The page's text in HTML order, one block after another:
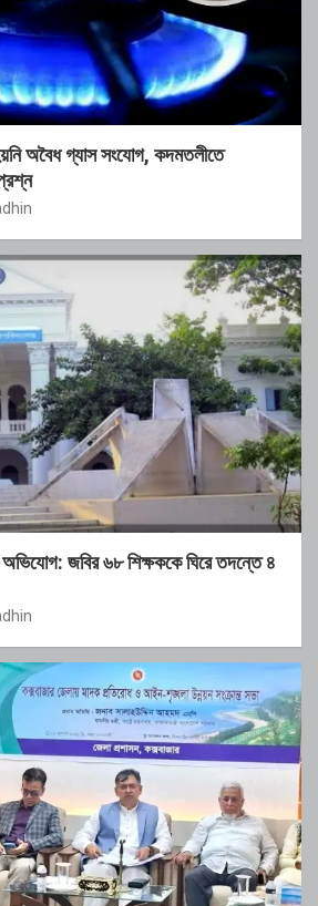
অবৈধ গ্যাস সংযোগ, কদমতলীতে
অভিযোগ: জবির ৬৮ শিক্ষককে ঘিরে তদন্তে ৪